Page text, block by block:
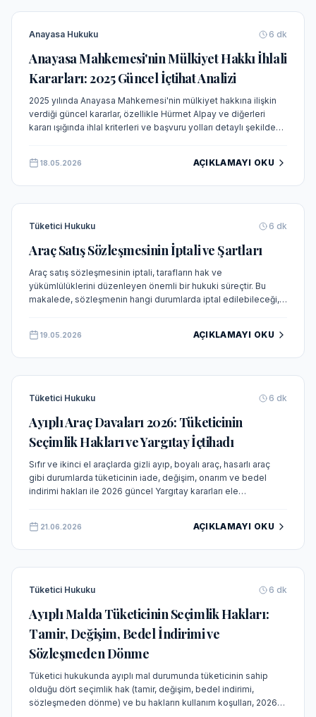
Anayasa Hukuku 6 dk
Anayasa Mahkemesi'nin Mülkiyet Hakkı İhlali
Kararları: 2025 Güncel İçtihat Analizi
2025 yılında Anayasa Mahkemesi'nin mülkiyet hakkına ilişkin
verdiği güncel kararlar, özellikle Hürmet Alpay ve diğerleri
kararı ışığında ihlal kriterleri ve başvuru yolları detaylı şekilde
18.05.2026 AÇIKLAMAYI OKU
Tüketici Hukuku 6 dk
Araç Satış Sözleşmesinin İptali ve Şartları
Araç satış sözleşmesinin iptali, tarafların hak ve
yükümlülüklerini düzenleyen önemli bir hukuki süreçtir. Bu
makalede, sözleşmenin hangi durumlarda iptal edilebileceği,
19.05.2026 AÇIKLAMAYI OKU
Tüketici Hukuku 6 dk
Ayıplı Araç Davaları 2026: Tüketicinin
Seçimlik Hakları ve Yargıtay İçtihadı
Sıfır ve ikinci el araçlarda gizli ayıp, boyalı araç, hasarlı araç
gibi durumlarda tüketicinin iade, değişim, onarım ve bedel
indirimi hakları ile 2026 güncel Yargıtay kararları ele
21.06.2026 AÇIKLAMAYI OKU
Tüketici Hukuku 6 dk
Ayıplı Malda Tüketicinin Seçimlik Hakları:
Tamir, Değişim, Bedel İndirimi ve
Sözleşmeden Dönme
Tüketici hukukunda ayıplı mal durumunda tüketicinin sahip
olduğu dört seçimlik hak (tamir, değişim, bedel indirimi,
sözleşmeden dönme) ve bu hakların kullanım koşulları, 2026